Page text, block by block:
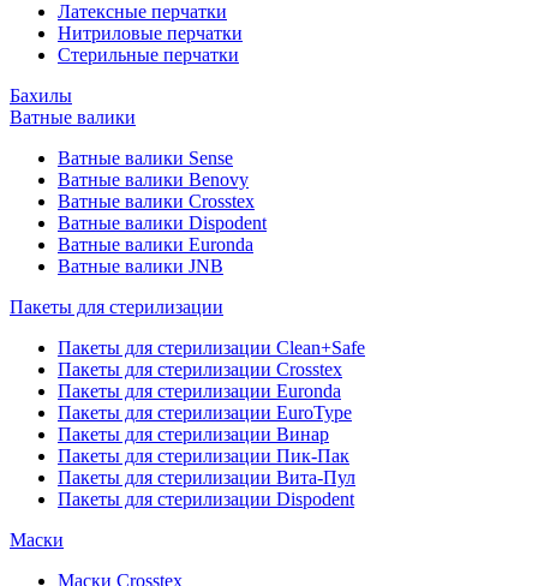
Латексные перчатки
Нитриловые перчатки
Стерильные перчатки
Бахилы
Ватные валики
Ватные валики Sense
Ватные валики Benovy
Ватные валики Crosstex
Ватные валики Dispodent
Ватные валики Euronda
Ватные валики JNB
Пакеты для стерилизации
Пакеты для стерилизации Clean+Safe
Пакеты для стерилизации Crosstex
Пакеты для стерилизации Euronda
Пакеты для стерилизации EuroType
Пакеты для стерилизации Винар
Пакеты для стерилизации Пик-Пак
Пакеты для стерилизации Вита-Пул
Пакеты для стерилизации Dispodent
Маски
Маски Crosstex